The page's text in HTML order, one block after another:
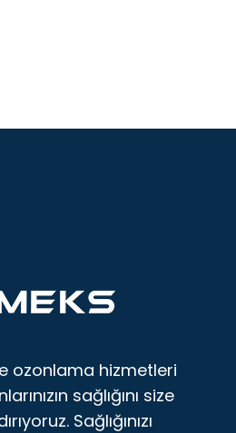
ozonlama hizmetleri
sağlığını size
Sağlığınızı